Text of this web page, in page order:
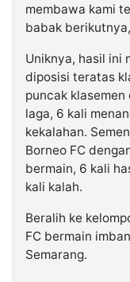
membawa kami
babak
Uniknya, hasil ini
diposisi teratas
puncak
laga, 6 kali
kekalahan.
Borneo FC
bermain, 6 kali
kali kalah.
Beralih ke
FC bermain
Semarang.